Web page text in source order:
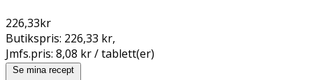
226,33kr
Butikspris: 226,33 kr,
Jmfs.pris: 8,08 kr / tablett(er)
Se mina recept